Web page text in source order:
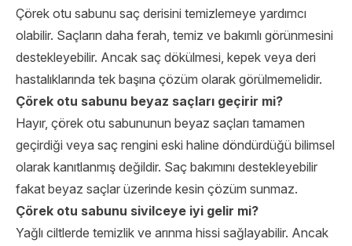
Çörek otu sabunu saç derisini temizlemeye yardımcı
olabilir. Saçların daha ferah, temiz ve bakımlı görünmesini
destekleyebilir. Ancak saç dökülmesi, kepek veya deri
hastalıklarında tek başına çözüm olarak görülmemelidir.
Çörek otu sabunu beyaz saçları geçirir mi?
Hayır, çörek otu sabununun beyaz saçları tamamen
geçirdiği veya saç rengini eski haline döndürdüğü bilimsel
olarak kanıtlanmış değildir. Saç bakımını destekleyebilir
fakat beyaz saçlar üzerinde kesin çözüm sunmaz.
Çörek otu sabunu sivilceye iyi gelir mi?
Yağlı ciltlerde temizlik ve arınma hissi sağlayabilir. Ancak